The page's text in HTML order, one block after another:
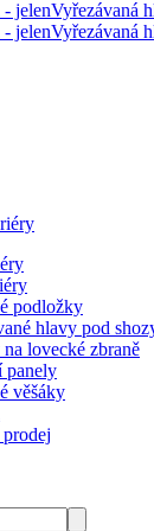
Vyřezávaná
Vyřezávaná
podložky
hlavy pod
na lovecké zbraně
panely
věšáky